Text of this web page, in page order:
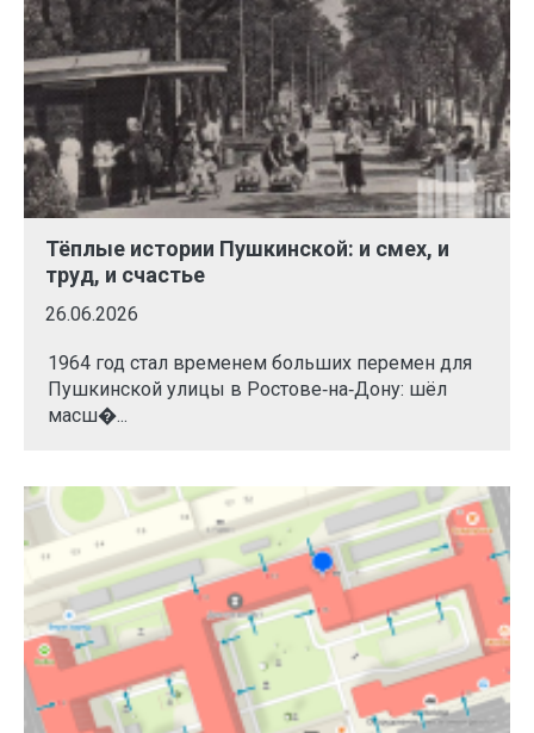
Тёплые истории Пушкинской: и смех, и
труд, и счастье
26.06.2026
1964 год стал временем больших перемен для
Пушкинской улицы в Ростове‑на‑Дону: шёл
масш�...